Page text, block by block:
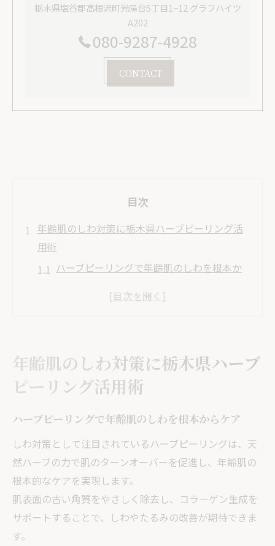
栃木県塩谷郡高根沢町光陽台5丁目1−12 グラフハイツ
A202
080-9287-4928
CONTACT
目次
年齢肌のしわ対策に栃木県ハーブピーリング活
用術
ハーブピーリングで年齢肌のしわを根本か
栃木県のエステでしわ対策が注目される理
験を比較
敏感肌にも優しいハーブピーリング施術の
しわ改善におすすめハーブピーリングの最
新動向
栃木県で注目のハーブピーリングがもたらす肌
変化とは
ハーブピーリングが導くハリと透明感のあ
る素肌へ
年齢肌のしわ対策に栃木県ハーブ
ピーリング活用術
ハーブピーリングで年齢肌のしわを根本からケア
しわ対策として注目されているハーブピーリングは、天
然ハーブの力で肌のターンオーバーを促進し、年齢肌の
根本的なケアを実現します。
肌表面の古い角質をやさしく除去し、コラーゲン生成を
サポートすることで、しわやたるみの改善が期待できま
す。